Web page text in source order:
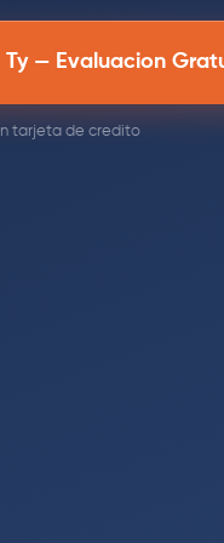
Ty — Evaluacion
tarjeta de credito